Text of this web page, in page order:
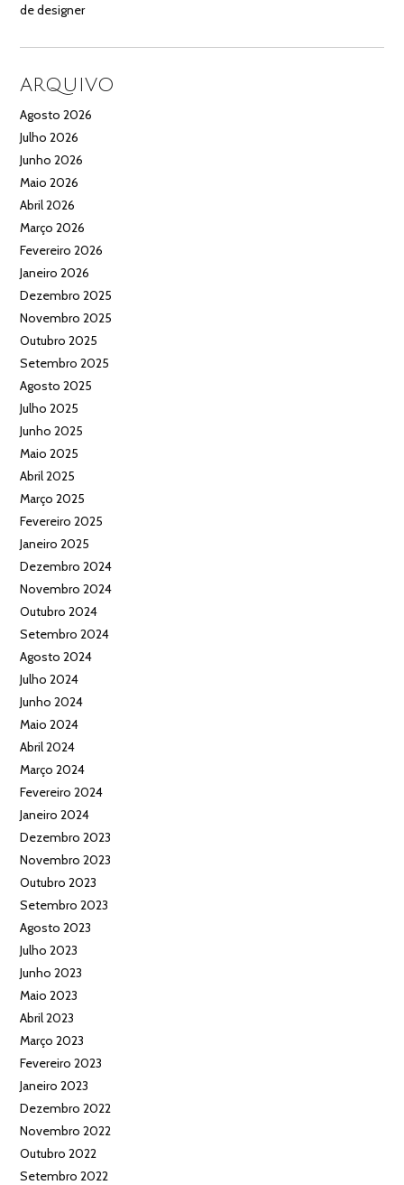
de designer
ARQUIVO
Agosto 2026
Julho 2026
Junho 2026
Maio 2026
Abril 2026
Março 2026
Fevereiro 2026
Janeiro 2026
Dezembro 2025
Novembro 2025
Outubro 2025
Setembro 2025
Agosto 2025
Julho 2025
Junho 2025
Maio 2025
Abril 2025
Março 2025
Fevereiro 2025
Janeiro 2025
Dezembro 2024
Novembro 2024
Outubro 2024
Setembro 2024
Agosto 2024
Julho 2024
Junho 2024
Maio 2024
Abril 2024
Março 2024
Fevereiro 2024
Janeiro 2024
Dezembro 2023
Novembro 2023
Outubro 2023
Setembro 2023
Agosto 2023
Julho 2023
Junho 2023
Maio 2023
Abril 2023
Março 2023
Fevereiro 2023
Janeiro 2023
Dezembro 2022
Novembro 2022
Outubro 2022
Setembro 2022